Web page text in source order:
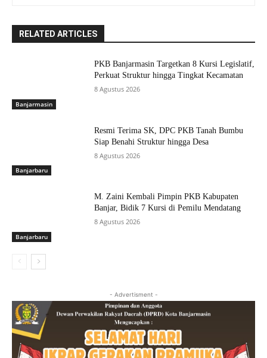
RELATED ARTICLES
Banjarmasin
PKB Banjarmasin Targetkan 8 Kursi Legislatif,
Perkuat Struktur hingga Tingkat Kecamatan
8 Agustus 2026
Banjarbaru
Resmi Terima SK, DPC PKB Tanah Bumbu
Siap Benahi Struktur hingga Desa
8 Agustus 2026
Banjarbaru
M. Zaini Kembali Pimpin PKB Kabupaten
Banjar, Bidik 7 Kursi di Pemilu Mendatang
8 Agustus 2026
- Advertisment -